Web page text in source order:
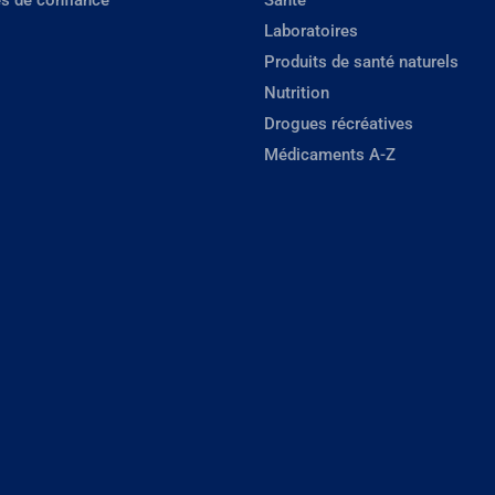
Laboratoires
Produits de santé naturels
Nutrition
Drogues récréatives
Médicaments A-Z